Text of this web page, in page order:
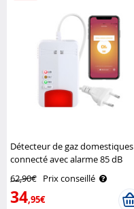
Détecteur de gaz domestiques
connecté avec alarme 85 dB
62,90€ Prix conseillé
34,95€